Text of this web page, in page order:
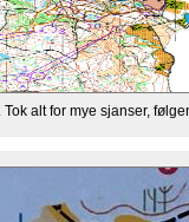
alt for mye sjanser,